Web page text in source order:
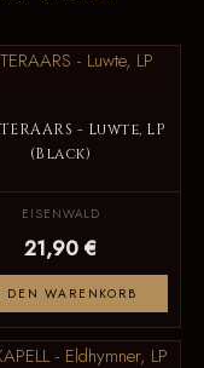
- Luwte, LP
(Black)
EISENWALD
21,90 €
DEN WARENKORB